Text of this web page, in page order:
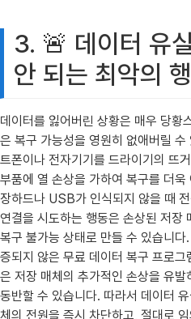
3. 🚨 데이터 유
안 되는 최악의
데이터를 잃어버린 상황은 매우 당황
은 복구 가능성을 영원히 없애버릴
트폰이나 전자기기를 드라이기의 뜨
부품에 열 손상을 가하여 복구를 더욱
장하드나 USB가 인식되지 않을 때
연결을 시도하는 행동은 손상된 저장
복구 불가능 상태로 만들 수 있습니
증되지 않은 무료 데이터 복구 프로
은 저장 매체의 추가적인 손상을 유발
동반할 수 있습니다. 따라서 데이터
체의 전원을 즉시 차단하고, 절대로